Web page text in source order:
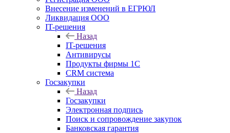
Внесение изменений в ЕГРЮЛ
Ликвидация ООО
IT-решения
Назад
IT-решения
Антивирусы
Продукты фирмы 1C
CRM система
Госзакупки
Назад
Госзакупки
Электронная подпись
Поиск и сопровождение закупок
Банковская гарантия